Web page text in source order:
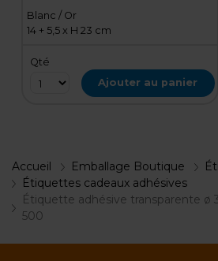
Blanc / Or
14 + 5,5 x H 23 cm
Qté
Ajouter au panier
Accueil Emballage Boutique
Étiquettes cadeaux adhésives
Étiquette adhésive transparente ø
500